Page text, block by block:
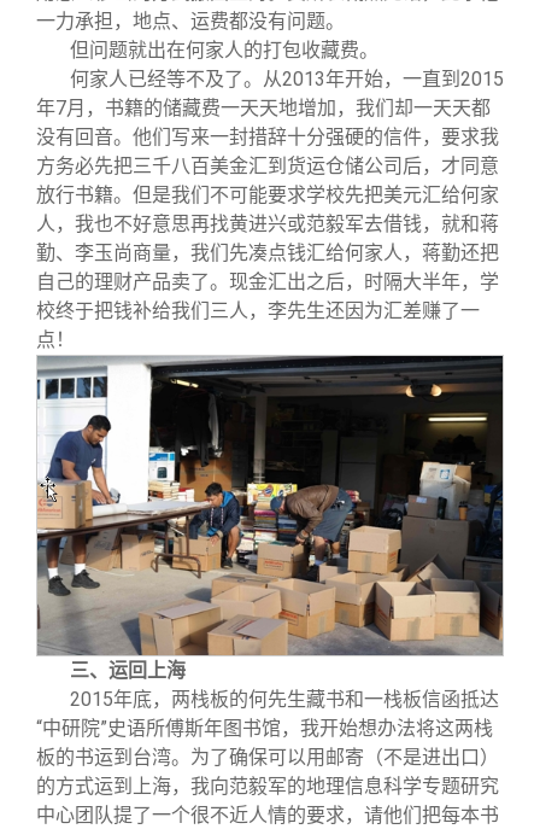
一力承担，地点、运费都没有问题。
但问题就出在何家人的打包收藏费。
何家人已经等不及了。从2013年开始，一直到2015
年7月，书籍的储藏费一天天地增加，我们却一天天都
没有回音。他们写来一封措辞十分强硬的信件，要求我
方务必先把三千八百美金汇到货运仓储公司后，才同意
放行书籍。但是我们不可能要求学校先把美元汇给何家
人，我也不好意思再找黄进兴或范毅军去借钱，就和蒋
勤、李玉尚商量，我们先凑点钱汇给何家人，蒋勤还把
自己的理财产品卖了。现金汇出之后，时隔大半年，学
校终于把钱补给我们三人，李先生还因为汇差赚了一
点！
三、运回上海
2015年底，两栈板的何先生藏书和一栈板信函抵达
“中研院”史语所傅斯年图书馆，我开始想办法将这两栈
板的书运到台湾。为了确保可以用邮寄（不是进出口）
的方式运到上海，我向范毅军的地理信息科学专题研究
中心团队提了一个很不近人情的要求，请他们把每本书